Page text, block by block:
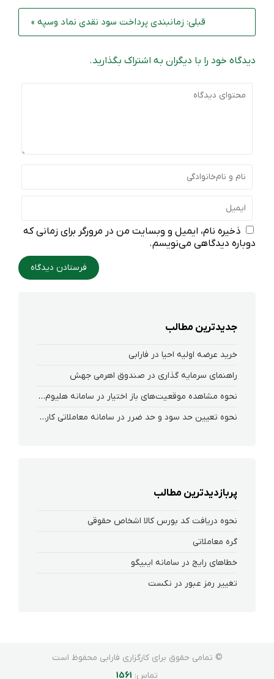
قبلی: زمانبندی پرداخت سود نقدی نماد وسپه »
دیدگاه خود را با دیگران به اشتراک بگذارید.
ذخیره نام، ایمیل و وبسایت من در مرورگر برای زمانی که
دوباره دیدگاهی می‌نویسم.
جدیدترین مطالب
خرید عرضه اولیه احیا در فارابی
راهنمای سرمایه گذاری در صندوق اهرمی جهش
نحوه‌ مشاهده‌ موقعیت‌های باز اختیار در سامانه هلیوم و نکست
نحوه تعیین حد سود و حد ضرر در سامانه معاملاتی کارگزاری فارابی
پربازدیدترین مطالب
نحوه دریافت کد بورس کالا اشخاص حقوقی
گره معاملاتی
خطاهای رایج در سامانه ایبیگو
تغییر رمز عبور در نکست
© تمامی حقوق برای کارگزاری فارابی محفوظ است
تماس: 1561